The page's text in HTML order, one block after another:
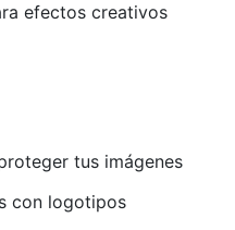
efectos creativos
tus imágenes
con logotipos